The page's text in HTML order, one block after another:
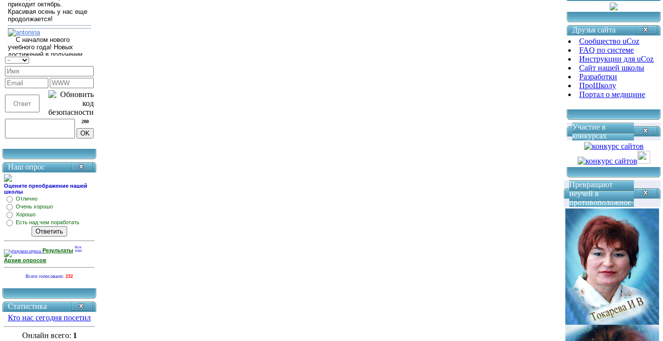
200
Наш опрос
Оцените преображение нашей
школы
Отлично
Очень хорошо
Хорошо
Есть над чем поработать
Результаты
Архив опросов
Всего голосовало: 232
Статистика
Кто нас сегодня посетил
Онлайн всего: 1
Друзья сайта
Сообщество uCoz
FAQ по системе
Инструкции для uCoz
Сайт нашей школы
Разработки
ПроШколу
Портал о медицине
Участие в
конкурсах
Превращают
неучей в
противоположное